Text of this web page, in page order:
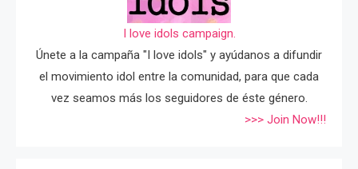
I love idols campaign.
Únete a la campaña "I love idols" y ayúdanos a difundir
el movimiento idol entre la comunidad, para que cada
vez seamos más los seguidores de éste género.
>>> Join Now!!!